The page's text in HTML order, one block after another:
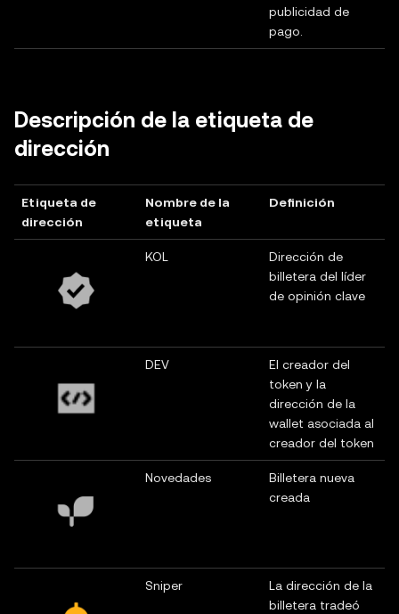
publicidad de
pago.
Descripción de la etiqueta de
dirección
Etiqueta de
dirección
Nombre de la
etiqueta
Definición
KOL
Dirección de
billetera del líder
de opinión clave
DEV
El creador del
token y la
dirección de la
wallet asociada al
creador del token
Novedades
Billetera nueva
creada
Sniper
La dirección de la
billetera tradeó